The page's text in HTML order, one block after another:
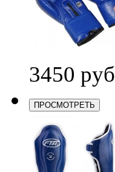
3450 руб
ПРОСМОТРЕТЬ